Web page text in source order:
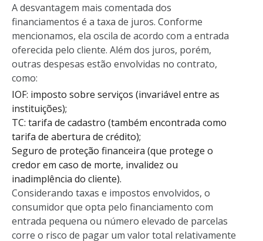
A desvantagem mais comentada dos
financiamentos é a taxa de juros. Conforme
mencionamos, ela oscila de acordo com a entrada
oferecida pelo cliente. Além dos juros, porém,
outras despesas estão envolvidas no contrato,
como:
IOF: imposto sobre serviços (invariável entre as
instituições);
TC: tarifa de cadastro (também encontrada como
tarifa de abertura de crédito);
Seguro de proteção financeira (que protege o
credor em caso de morte, invalidez ou
inadimplência do cliente).
Considerando taxas e impostos envolvidos, o
consumidor que opta pelo financiamento com
entrada pequena ou número elevado de parcelas
corre o risco de pagar um valor total relativamente